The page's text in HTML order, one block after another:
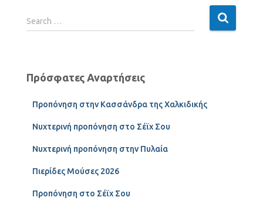
Search …
Πρόσφατες Αναρτήσεις
Προπόνηση στην Κασσάνδρα της Χαλκιδικής
Νυχτερινή προπόνηση στο Σέϊχ Σου
Νυχτερινή προπόνηση στην Πυλαία
Πιερίδες Μούσες 2026
Προπόνηση στο Σέϊχ Σου